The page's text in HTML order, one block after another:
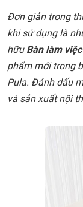
Đơn giản trong
khi sử dụng là
hữu Bàn làm
phẩm mới trong
Pula. Đánh dấu
và sản xuất nội